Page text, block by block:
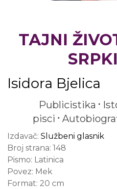
TAJNI
Isidora Bjelica
Publicistika
pisci
Izdavač: Službeni glasnik
Broj strana: 148
Pismo: Latinica
Povez: Mek
Format: 20 cm